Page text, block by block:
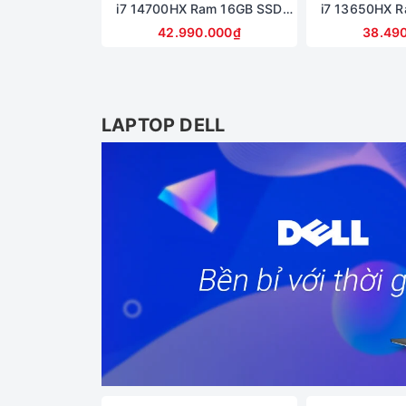
i7 14700HX Ram 16GB SSD
512GB RTX 5050 Màn hình
15.1inch WQXGA OLED
42.990.000₫
i7 13650HX
512GB RTX
15.3inch
LAPTOP DELL